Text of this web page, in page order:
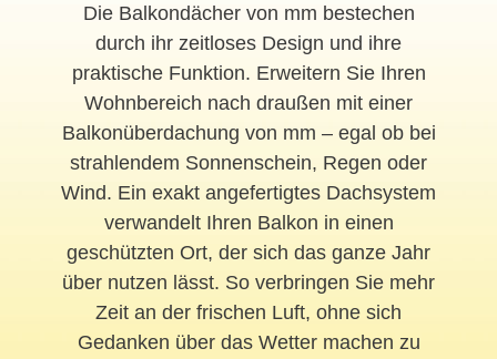
Die Balkondächer von mm bestechen
durch ihr zeitloses Design und ihre
praktische Funktion. Erweitern Sie Ihren
Wohnbereich nach draußen mit einer
Balkonüberdachung von mm – egal ob bei
strahlendem Sonnenschein, Regen oder
Wind. Ein exakt angefertigtes Dachsystem
verwandelt Ihren Balkon in einen
geschützten Ort, der sich das ganze Jahr
über nutzen lässt. So verbringen Sie mehr
Zeit an der frischen Luft, ohne sich
Gedanken über das Wetter machen zu